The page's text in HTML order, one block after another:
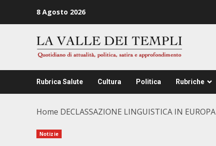
8 Agosto 2026
Rubrica Salute Cultura Politica Rubriche
Home DECLASSAZIONE LINGUISTICA IN EUROPA
Notizie